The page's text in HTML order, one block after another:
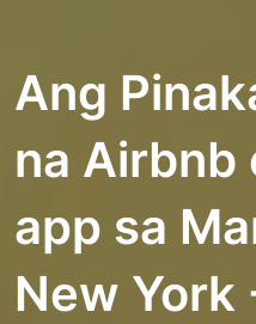
Ang
na Airbnb
app sa
New